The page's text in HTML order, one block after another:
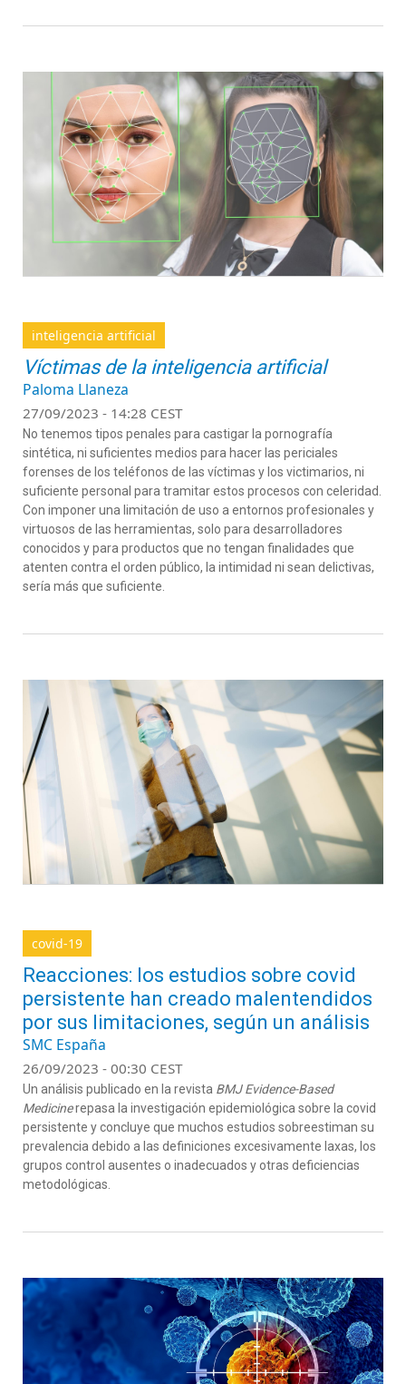
inteligencia artificial
Víctimas de la inteligencia artificial
Paloma Llaneza
27/09/2023 - 14:28 CEST
No tenemos tipos penales para castigar la pornografía
sintética, ni suficientes medios para hacer las periciales
forenses de los teléfonos de las víctimas y los victimarios, ni
suficiente personal para tramitar estos procesos con celeridad.
Con imponer una limitación de uso a entornos profesionales y
virtuosos de las herramientas, solo para desarrolladores
conocidos y para productos que no tengan finalidades que
atenten contra el orden público, la intimidad ni sean delictivas,
sería más que suficiente.
covid-19
Reacciones: los estudios sobre covid
persistente han creado malentendidos
por sus limitaciones, según un análisis
SMC España
26/09/2023 - 00:30 CEST
Un análisis publicado en la revista BMJ Evidence-Based
Medicinerepasa la investigación epidemiológica sobre la covid
persistente y concluye que muchos estudios sobreestiman su
prevalencia debido a las definiciones excesivamente laxas, los
grupos control ausentes o inadecuados y otras deficiencias
metodológicas.